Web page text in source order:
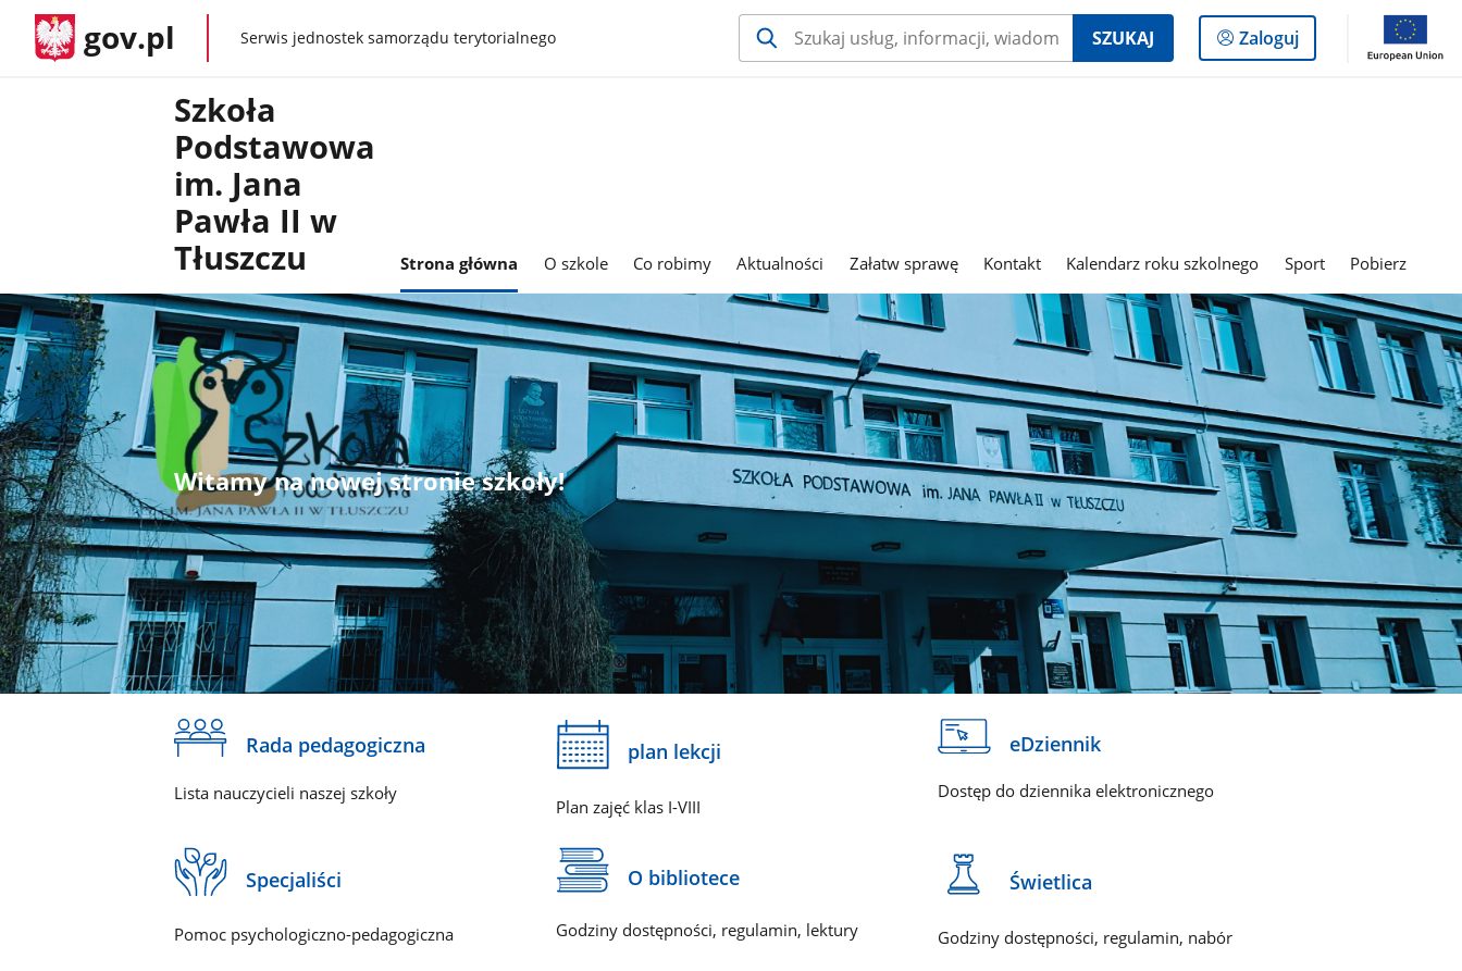
gov.pl gov.plSerwis jednostek samorządu terytorialnego SZUKAJ
Logowanie
do
Zaloguj
Szkoła
Podstawowa
im. Jana
Pawła II w
Tłuszczu
Strona główna O szkole Co robimy Aktualności Załatw sprawę Kontakt Kalendarz roku szkolnego Sport Pobierz
Witamy na nowej stronie szkoły!
Rada pedagogiczna
Lista nauczycieli naszej szkoły
plan lekcji
Plan zajęć klas I-VIII
eDziennik
Dostęp do dziennika elektronicznego
Specjaliści
Pomoc psychologiczno-pedagogiczna
O bibliotece
Godziny dostępności, regulamin, lektury
Świetlica
Godziny dostępności, regulamin, nabór